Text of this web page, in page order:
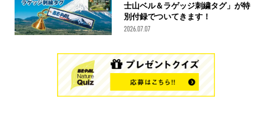
士山ベル＆ラゲッジ刺繍タグ」が特
別付録でついてきます！
2026.07.07